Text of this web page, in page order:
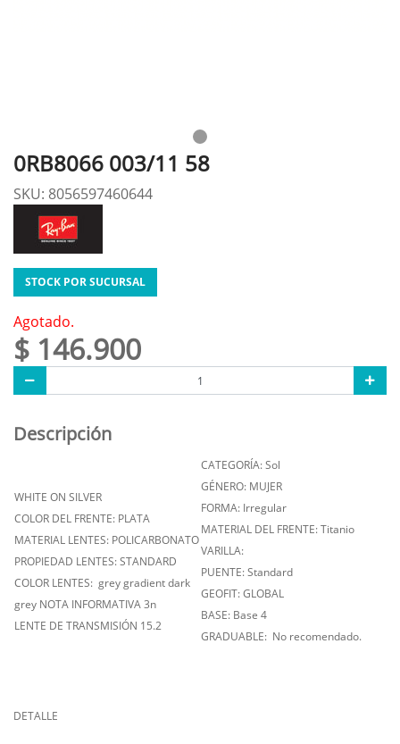
0RB8066 003/11 58
SKU: 8056597460644
STOCK POR SUCURSAL
Agotado.
$ 146.900
Descripción
WHITE ON SILVER
COLOR DEL FRENTE: PLATA
MATERIAL LENTES: POLICARBONATO
PROPIEDAD LENTES: STANDARD
COLOR LENTES: grey gradient dark
grey NOTA INFORMATIVA 3n
LENTE DE TRANSMISIÓN 15.2
CATEGORÍA: Sol
GÉNERO: MUJER
FORMA: Irregular
MATERIAL DEL FRENTE: Titanio
VARILLA:
PUENTE: Standard
GEOFIT: GLOBAL
BASE: Base 4
GRADUABLE: No recomendado.
DETALLE